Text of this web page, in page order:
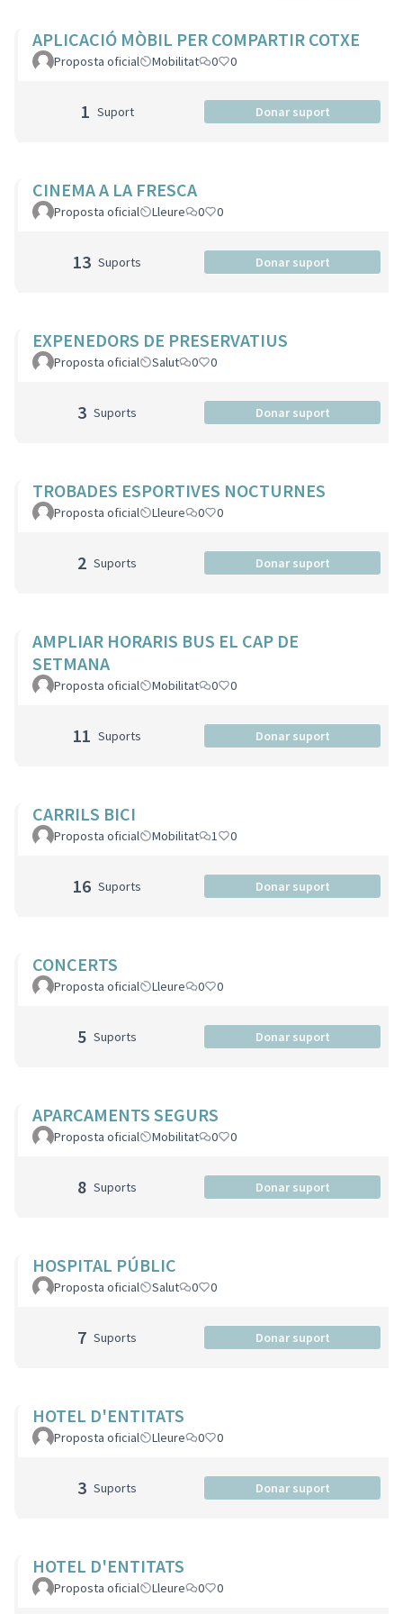
APLICACIÓ MÒBIL PER COMPARTIR COTXE
Proposta oficial Mobilitat 0 0
1 Suport Donar suport
CINEMA A LA FRESCA
Proposta oficial Lleure 0 0
13 Suports Donar suport
EXPENEDORS DE PRESERVATIUS
Proposta oficial Salut 0 0
3 Suports Donar suport
TROBADES ESPORTIVES NOCTURNES
Proposta oficial Lleure 0 0
2 Suports Donar suport
AMPLIAR HORARIS BUS EL CAP DE
SETMANA
Proposta oficial Mobilitat 0 0
11 Suports Donar suport
CARRILS BICI
Proposta oficial Mobilitat 1 0
16 Suports Donar suport
CONCERTS
Proposta oficial Lleure 0 0
5 Suports Donar suport
APARCAMENTS SEGURS
Proposta oficial Mobilitat 0 0
8 Suports Donar suport
HOSPITAL PÚBLIC
Proposta oficial Salut 0 0
7 Suports Donar suport
HOTEL D'ENTITATS
Proposta oficial Lleure 0 0
3 Suports Donar suport
HOTEL D'ENTITATS
Proposta oficial Lleure 0 0